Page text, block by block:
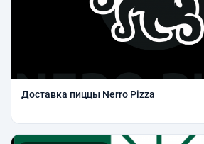
Доставка пиццы Nerro Pizza